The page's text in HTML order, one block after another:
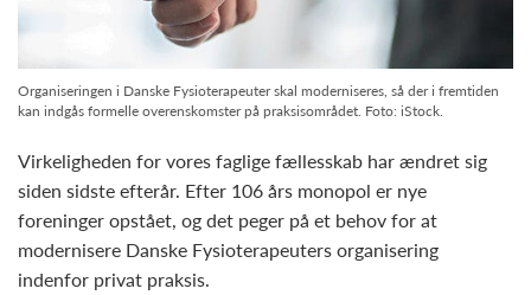
Organiseringen i Danske Fysioterapeuter skal moderniseres, så der i fremtiden
kan indgås formelle overenskomster på praksisområdet. Foto: iStock.
Virkeligheden for vores faglige fællesskab har ændret sig
siden sidste efterår. Efter 106 års monopol er nye
foreninger opstået, og det peger på et behov for at
modernisere Danske Fysioterapeuters organisering
indenfor privat praksis.